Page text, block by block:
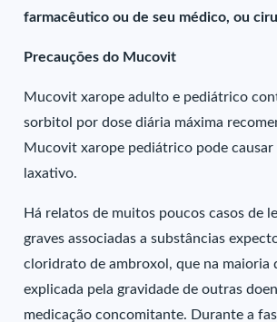
farmacêutico ou de seu médico, ou
Precauções do Mucovit
Mucovit xarope adulto e pediátrico
sorbitol por dose diária máxima
Mucovit xarope pediátrico pode
laxativo.
Há relatos de muitos poucos casos de
graves associadas a substâncias
cloridrato de ambroxol, que na maioria
explicada pela gravidade de outras
medicação concomitante. Durante a